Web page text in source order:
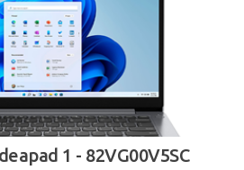
1 - 82VG00V5SC